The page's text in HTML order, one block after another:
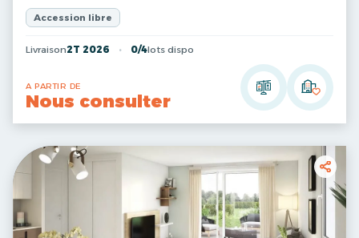
Accession libre
Livraison2T 2026 0/4lots dispo
A PARTIR DE
Nous consulter